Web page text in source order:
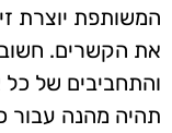
המשותפת יוצרת
את הקשרים.
והתחביבים של כל
תהיה מהנה עבור